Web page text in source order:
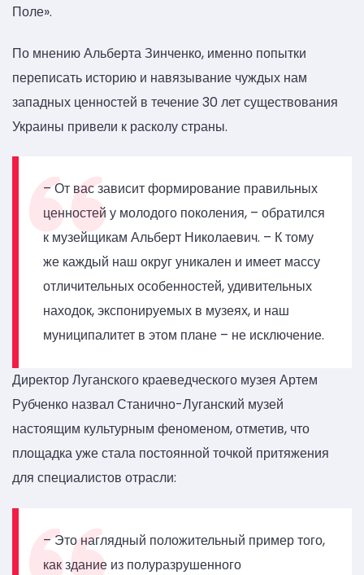
Поле».
По мнению Альберта Зинченко, именно попытки
переписать историю и навязывание чуждых нам
западных ценностей в течение 30 лет существования
Украины привели к расколу страны.
– От вас зависит формирование правильных
ценностей у молодого поколения, – обратился
к музейщикам Альберт Николаевич. – К тому
же каждый наш округ уникален и имеет массу
отличительных особенностей, удивительных
находок, экспонируемых в музеях, и наш
муниципалитет в этом плане – не исключение.
Директор Луганского краеведческого музея Артем
Рубченко назвал Станично-Луганский музей
настоящим культурным феноменом, отметив, что
площадка уже стала постоянной точкой притяжения
для специалистов отрасли:
– Это наглядный положительный пример того,
как здание из полуразрушенного